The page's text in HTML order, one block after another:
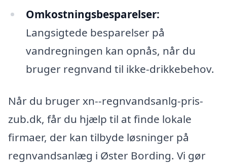
Omkostningsbesparelser:
Langsigtede besparelser på
vandregningen kan opnås, når du
bruger regnvand til ikke-drikkebehov.
Når du bruger xn--regnvandsanlg-pris-
zub.dk, får du hjælp til at finde lokale
firmaer, der kan tilbyde løsninger på
regnvandsanlæg i Øster Bording. Vi gør